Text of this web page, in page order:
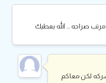
صراحه ... الله يعطيك
لكن معاكم